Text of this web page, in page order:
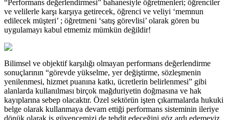
“Performans değerlendirmesi” bahanesiyle öğretmenleri; öğrenciler
ve velilerle karşı karşıya getirecek, öğrenci ve veliyi ‘memnun
edilecek müşteri’ ; öğretmeni ‘satış görevlisi’ olarak gören bu
uygulamayı kabul etmemiz mümkün değildir!
Bilimsel ve objektif karşılığı olmayan performans değerlendirme
sonuçlarının “görevde yükselme, yer değiştirme, sözleşmenin
yenilenmesi, hizmet puanına katkı, ücretlerin belirlenmesi” gibi
alanlarda kullanılması birçok mağduriyetin doğmasına ve hak
kayıplarına sebep olacaktır. Özel sektörün işten çıkarmalarda hukuki
belge olarak kullanmaya devam ettiği performans sisteminin ileriye
dönük olarak iş güvencemizi de tehdit edeceğini göz ardı edemeyiz.